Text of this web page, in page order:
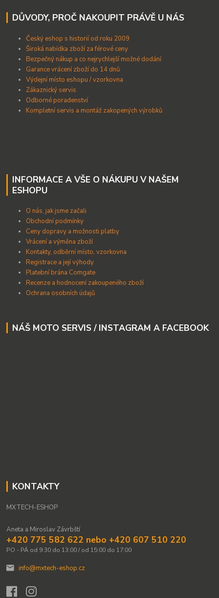
DŮVODY, PROČ NAKOUPIT PRÁVĚ U NÁS
Český eshop s historií od roku 2009
Široká nabídka zboží za férové ceny
Bezpečný nákup a co nejrychlejší možné dodání
Garance vrácení zboží do 14 dnů
Výdejní místo eshopu / vzorkovna
Zákaznický servis
Odborné poradenství
Kompletní servis a montáž zakopených výrobků
INFORMACE A VŠE O NÁKUPU V NAŠEM
ESHOPU
O nás, jak jsme začali
Obchodní podmínky
Ceny dopravy a možnosti platby
Vrácení a výměna zboží
Kontakty, odběrní místo, vzorkovna
Registrace a její výhody
Platební brána Comgate
Recenze a hodnocení zakoupeného zboží
Ochrana osobních údajů
NÁŠ MOTO SERVIS / INSTAGRAM A FACEBOOK
KONTAKTY
MXTECH-ESHOP
Aneta a Miroslav Závrbští
+420 775 582 622 nebo +420 607 510 220
PO - PÁ od 9:30 do 13:00 / od 15:00 do 17:00
info@mxtech-eshop.cz